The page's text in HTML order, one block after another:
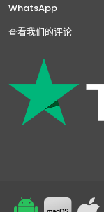
WhatsApp
查看我们的评论